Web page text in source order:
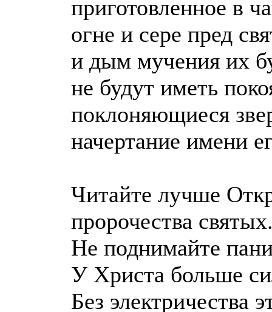
приготовленное в
огне и сере пред
и дым мучения их
не будут иметь
поклоняющиеся
начертание имени
Читайте лучше
пророчества
Не поднимайте
У Христа больше
Без электричества